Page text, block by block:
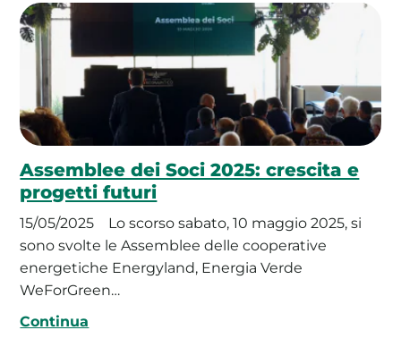
Assemblee dei Soci 2025: crescita e
progetti futuri
15/05/2025
Lo scorso sabato, 10 maggio 2025, si
sono svolte le Assemblee delle cooperative
energetiche Energyland, Energia Verde
WeForGreen…
Continua